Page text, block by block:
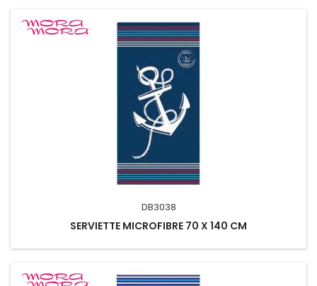
DB3038
SERVIETTE MICROFIBRE 70 X 140 CM